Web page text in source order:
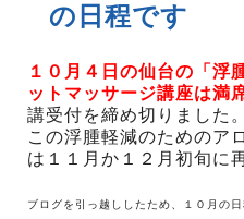
の日程です
１０月４日の仙台の「浮
ットマッサージ講座は満
講受付を締め切りました。
この浮腫軽減のためのア
は１１月か１２月初旬に
ブログを引っ越ししたため、１０月の